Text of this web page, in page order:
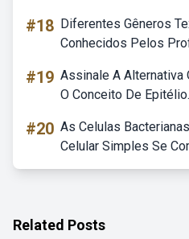
#18 Diferentes Gêneros
Conhecidos Pelos
#19 Assinale A Alternativa
O Conceito De Epitélio.
#20 As Celulas
Celular Simples Se
Related Posts